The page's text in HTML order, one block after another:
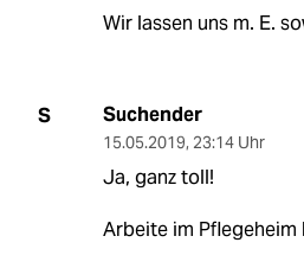
Wir lassen uns m. E.
S Suchender
15.05.2019, 23:14 Uhr
Ja, ganz toll!
Arbeite im Pflegeheim